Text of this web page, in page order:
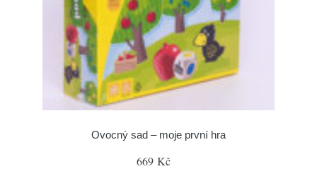
Ovocný sad – moje první hra
669 Kč